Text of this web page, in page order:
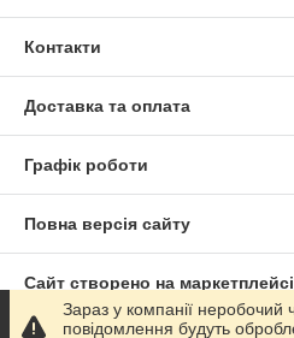
Контакти
Доставка та оплата
Графік роботи
Повна версія сайту
Сайт створено на маркетплейсі
Зараз у компанії неробочий
повідомлення будуть